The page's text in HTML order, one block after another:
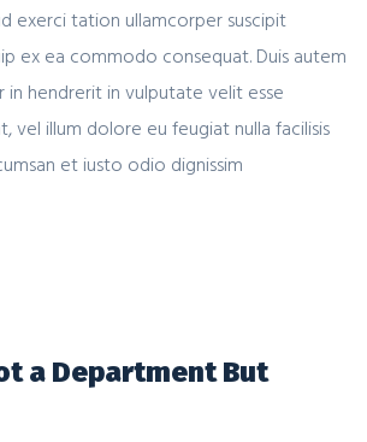
exerci tation ullamcorper suscipit
ex ea commodo consequat. Duis autem
hendrerit in vulputate velit esse
vel illum dolore eu feugiat nulla facilisis
et iusto odio dignissim
a Department But